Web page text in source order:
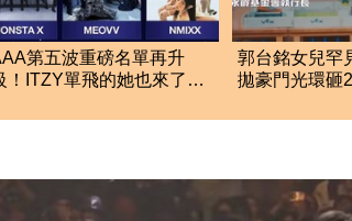
第五波重磅名單再升
！ITZY單飛的她也來了
郭台銘女兒罕
拋豪門光環